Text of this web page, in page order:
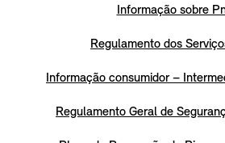
Informação sobre
Regulamento dos
Informação consumidor –
Regulamento Geral de